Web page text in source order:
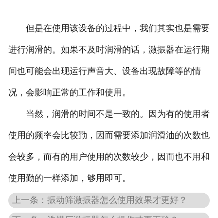
但是在使用该设备的过程中，我们其实也是需要
进行润滑的。如果不及时润滑的话，激振器在运行期
间也可能会出现运行声音大、设备出现故障等的情
况，会影响正常的工作和使用。
当然，润滑的时间不是一致的。因为有的使用者
使用的频率会比较勤，因而需要添加润滑油的次数也
会较多，而有的用户使用的次数较少，因而也不用和
使用勤的一样添加，够用即可。
上一条：振动筛激振器怎么使用效果才更好？